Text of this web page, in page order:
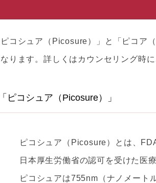
コシュア（Picosure）」と「ピコア
ます。詳しくはカウンセリング時に
ピコシュア（Picosure）」
ピコシュア（Picosure）とは、
日本厚生労働省の認可を受けた医
ピコシュアは755nm（ナノメート